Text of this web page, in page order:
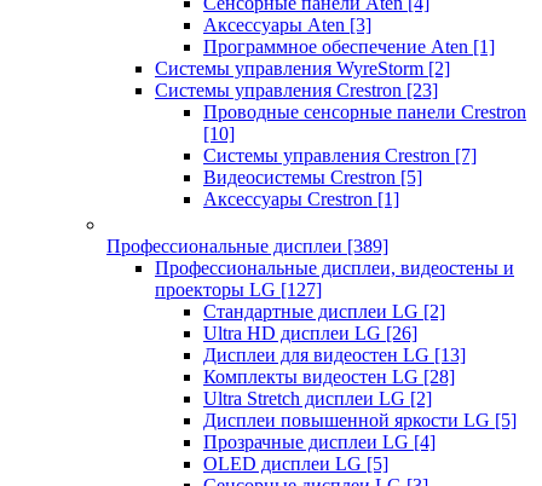
Аксессуары Aten [3]
Программное обеспечение Aten [1]
Системы управления WyreStorm [2]
Системы управления Crestron [23]
Проводные сенсорные панели Crestron
[10]
Системы управления Crestron [7]
Видеосистемы Crestron [5]
Аксессуары Crestron [1]
Профессиональные дисплеи [389]
Профессиональные дисплеи, видеостены и
проекторы LG [127]
Стандартные дисплеи LG [2]
Ultra HD дисплеи LG [26]
Дисплеи для видеостен LG [13]
Комплекты видеостен LG [28]
Ultra Stretch дисплеи LG [2]
Дисплеи повышенной яркости LG [5]
Прозрачные дисплеи LG [4]
OLED дисплеи LG [5]